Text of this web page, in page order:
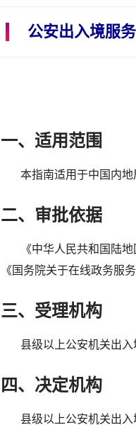
公安出入境服务
一、适用范围
本指南适用于中国内
二、审批依据
《中华人民共和国陆
《国务院关于在线政务服
三、受理机构
县级以上公安机关出入
四、决定机构
县级以上公安机关出入